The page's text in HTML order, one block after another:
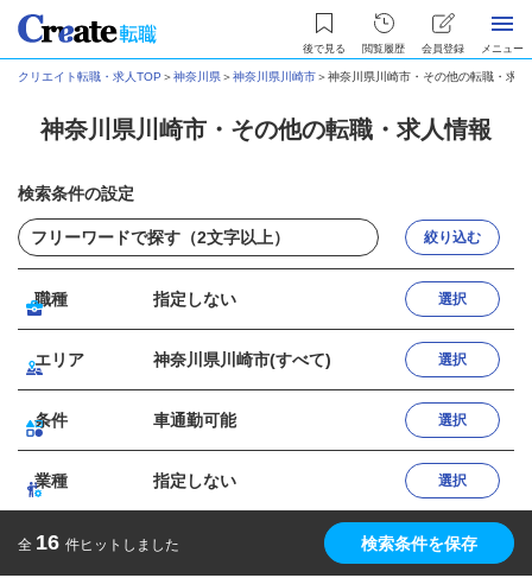
後で見る 閲覧履歴 会員登録 メニュー
クリエイト転職・求人TOP ＞神奈川県＞神奈川県川崎市＞神奈川県川崎市・その他の転職・求人
神奈川県川崎市・その他の転職・求人情報
検索条件の設定
絞り込む
職種 指定しない 選択
エリア 神奈川県川崎市(すべて) 選択
条件 車通勤可能 選択
業種 指定しない 選択
全 16 件ヒットしました 検索条件を保存